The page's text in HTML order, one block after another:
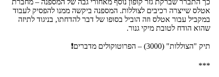
כך התברר שברקת גזר קופון נוסף מאחורי גבה של המספנה – מחברת
אטלס שייצרה רכיבים לצוללות. המספנה ביקשה ממנו להפסיק לעבוד
במקביל עבור אטלס וזה הוביל בסופו של דבר להדחתו, בניגוד לתיזה
שהוא הודח לטובת מיקי גנור.
תיק "הצוללות" (3000) – הפרוטוקולים מדברים❗
***